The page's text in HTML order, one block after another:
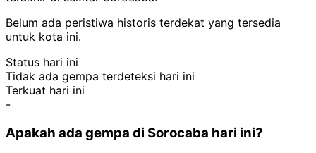
Belum ada peristiwa historis terdekat yang tersedia
untuk kota ini.
Status hari ini
Tidak ada gempa terdeteksi hari ini
Terkuat hari ini
-
Apakah ada gempa di Sorocaba hari ini?